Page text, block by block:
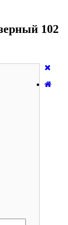
102